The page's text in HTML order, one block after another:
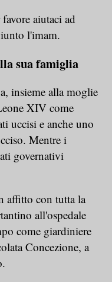
aiutaci ad
l'imam.
sua famiglia
insieme alla moglie
XIV come
uccisi e anche uno
Mentre i
governativi
affitto con tutta la
all'ospedale
come giardiniere
Concezione, a